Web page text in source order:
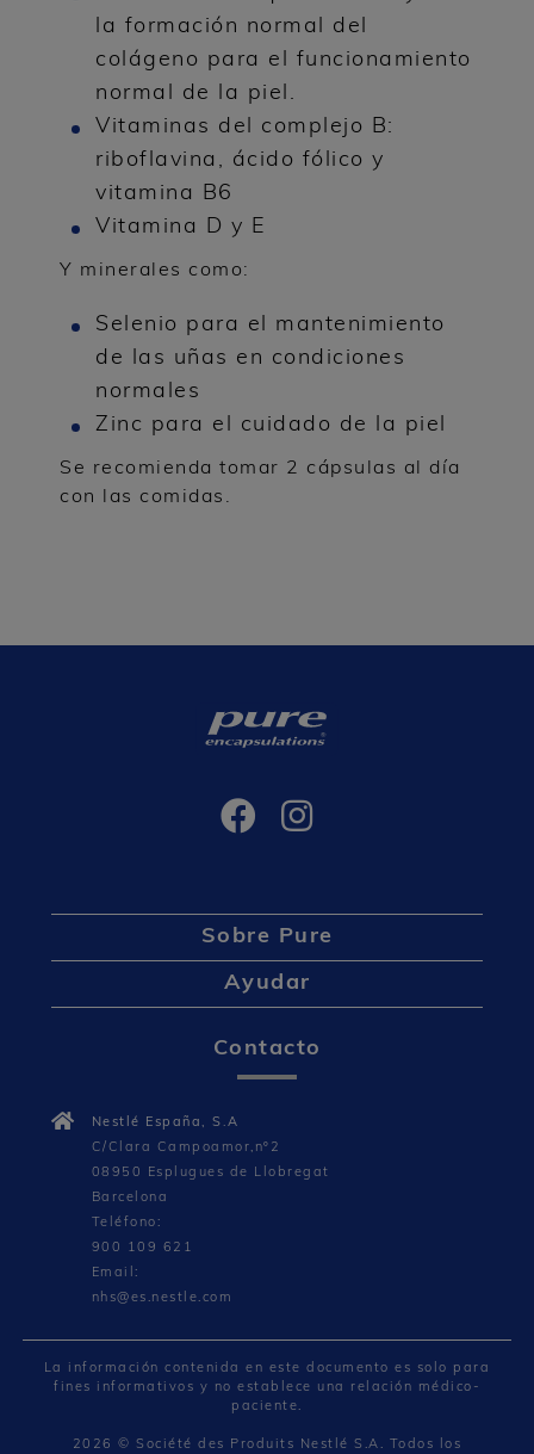
la formación normal del
colágeno para el funcionamiento
normal de la piel.
Vitaminas del complejo B:
riboflavina, ácido fólico y
vitamina B6
Vitamina D y E
Y minerales como:
Selenio para el mantenimiento
de las uñas en condiciones
normales
Zinc para el cuidado de la piel
Se recomienda tomar 2 cápsulas al día
con las comidas.
Sobre Pure
Ayudar
Contacto
Nestlé España, S.A
C/Clara Campoamor,nº2
08950 Esplugues de Llobregat
Barcelona
Teléfono:
900 109 621
Email:
nhs@es.nestle.com
La información contenida en este documento es solo para
fines informativos y no establece una relación médico-
paciente.
2026 © Société des Produits Nestlé S.A. Todos los